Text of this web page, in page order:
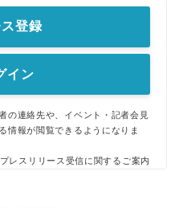
登録
イン
の連絡先や、イベント・記者会見
情報が閲覧できるようになりま
プレスリリース受信に関するご案内